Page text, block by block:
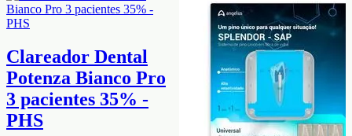
Clareador Dental
Potenza Bianco Pro
3 pacientes 35% -
PHS